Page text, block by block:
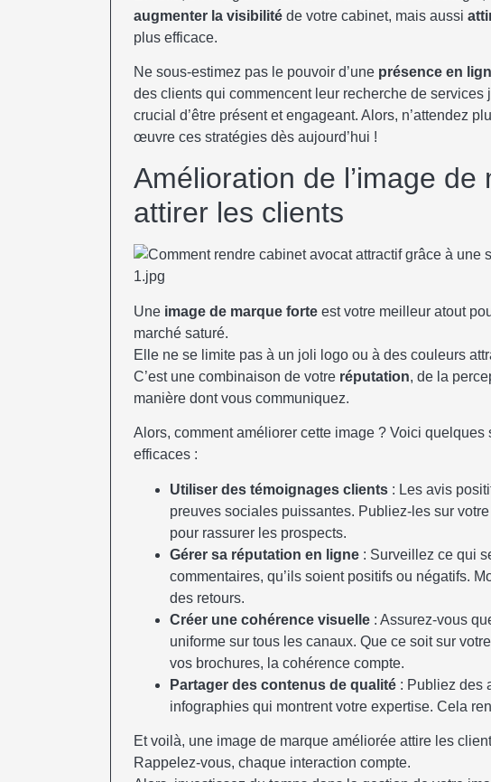
augmenter la visibilité de votre cabinet, mais aussi
plus efficace.
Ne sous-estimez pas le pouvoir d’une présence en
des clients qui commencent leur recherche de services
crucial d’être présent et engageant. Alors, n’attendez
œuvre ces stratégies dès aujourd’hui !
Amélioration de l’image de
attirer les clients
Une image de marque forte est votre meilleur atout
marché saturé.
Elle ne se limite pas à un joli logo ou à des couleurs
C’est une combinaison de votre réputation, de la
manière dont vous communiquez.
Alors, comment améliorer cette image ? Voici quelques
efficaces :
Utiliser des témoignages clients : Les avis
preuves sociales puissantes. Publiez-les sur
pour rassurer les prospects.
Gérer sa réputation en ligne : Surveillez ce qui
commentaires, qu’ils soient positifs ou négatifs.
des retours.
Créer une cohérence visuelle : Assurez-vous
uniforme sur tous les canaux. Que ce soit sur
vos brochures, la cohérence compte.
Partager des contenus de qualité : Publiez des
infographies qui montrent votre expertise. Cela
Et voilà, une image de marque améliorée attire les
Rappelez-vous, chaque interaction compte.